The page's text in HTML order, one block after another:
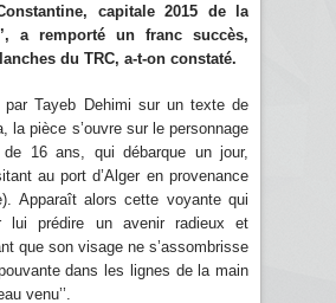
capitale 2015 de la
a remporté un franc succès,
du TRC, a-t-on constaté.
par Tayeb Dehimi sur un texte de
la pièce s’ouvre sur le personnage
16 ans, qui débarque un jour,
au port d’Alger en provenance
Apparaît alors cette voyante qui
lui prédire un avenir radieux et
que son visage ne s’assombrisse
dans les lignes de la main
venu’’.